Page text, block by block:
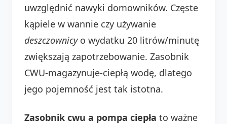
uwzględnić nawyki domowników. Częste
kąpiele w wannie czy używanie
deszczownicyo wydatku 20 litrów/minutę
zwiększają zapotrzebowanie. Zasobnik
CWU-magazynuje-ciepłą wodę, dlatego
jego pojemność jest tak istotna.
Zasobnik cwu a pompa ciepła to ważne